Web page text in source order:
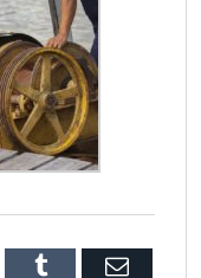
Tumblr Email